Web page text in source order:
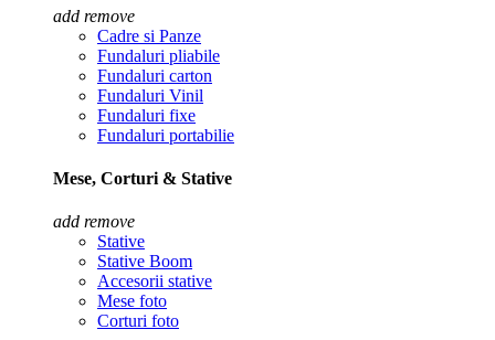
add remove
Cadre si Panze
Fundaluri pliabile
Fundaluri carton
Fundaluri Vinil
Fundaluri fixe
Fundaluri portabilie
Mese, Corturi & Stative
add remove
Stative
Stative Boom
Accesorii stative
Mese foto
Corturi foto